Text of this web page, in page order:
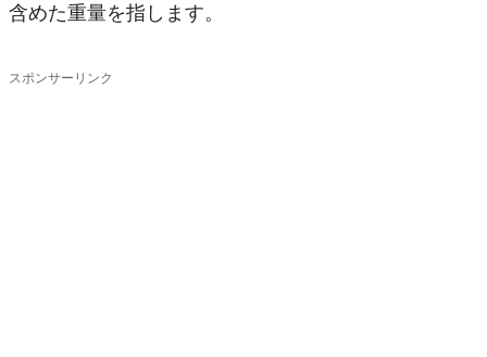
含めた重量を指します。
スポンサーリンク